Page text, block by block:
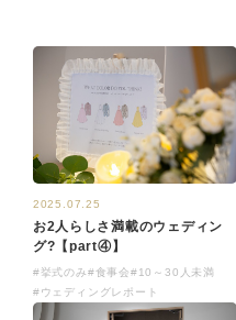
2025.07.25
お2人らしさ満載のウェディン
グ?【part④】
#挙式のみ#食事会#10～30人未満
#ウェディングレポート